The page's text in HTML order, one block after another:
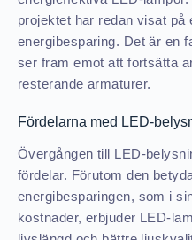
projektet har redan visat på
energibesparing. Det är en
ser fram emot att fortsätta
resterande armaturer.
Fördelarna med LED-
Övergången till LED-
fördelar. Förutom den
energibesparingen, som i
kostnader, erbjuder LED-